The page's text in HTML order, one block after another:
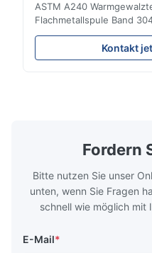
ASTM A240
Flachmetallspule Band
Warm-/Kaltgewalzte
304 316 309S 310 310S
A240
Kontakt
Fordern
Bitte nutzen Sie unser
unten, wenn Sie Fragen
schnell wie möglich mit
E-Mail*